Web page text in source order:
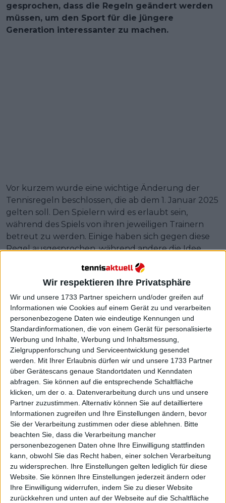
Wir respektieren Ihre Privatsphäre
Wir und unsere 1733 Partner speichern und/oder greifen auf
Informationen wie Cookies auf einem Gerät zu und verarbeiten
personenbezogene Daten wie eindeutige Kennungen und
Standardinformationen, die von einem Gerät für personalisierte
Werbung und Inhalte, Werbung und Inhaltsmessung,
Zielgruppenforschung und Serviceentwicklung gesendet
werden. Mit Ihrer Erlaubnis dürfen wir und unsere 1733 Partner
über Gerätescans genaue Standortdaten und Kenndaten
abfragen. Sie können auf die entsprechende Schaltfläche
klicken, um der o. a. Datenverarbeitung durch uns und unsere
Partner zuzustimmen. Alternativ können Sie auf detailliertere
Informationen zugreifen und Ihre Einstellungen ändern, bevor
Sie der Verarbeitung zustimmen oder diese ablehnen. Bitte
beachten Sie, dass die Verarbeitung mancher
personenbezogenen Daten ohne Ihre Einwilligung stattfinden
kann, obwohl Sie das Recht haben, einer solchen Verarbeitung
zu widersprechen. Ihre Einstellungen gelten lediglich für diese
Website. Sie können Ihre Einstellungen jederzeit ändern oder
Ihre Einwilligung widerrufen, indem Sie zu dieser Website
zurückkehren und unten auf der Webseite auf die Schaltfläche
gesprochen, dass die Regeln geändert werden
müssen, um den Sport für die jüngere
Generation interessanter zu machen.
Vor kurzem wurde eine wichtige Änderung der
Tennisregeln beschlossen, die ab dem 1. Januar 2025
gelten soll. Den Spielern wird es erlaubt sein,
während des Spiels von ihren jeweiligen Trainern
betreut zu werden. Einige haben sich gegen diese
Regel ausgesprochen, während andere die Idee
Der berühmte Tennistrainer Mouratoglou ist die
jüngste prominente Persönlichkeit, die sich für eine
Änderung der Tennisregeln ausspricht, um das Spiel
für die Fans interessanter zu machen. Der 54-Jährige
ist der Meinung, dass die Regel dahingehend
geändert werden sollte, dass die Spieler nur einen
Aufschlag haben dürfen, was die Anzahl der Asse
und Aufschlagswinner im Tennis reduzieren würde.
Mouratoglou ist auch der Meinung, dass die Pausen
zwischen den Punkten, Aufschlägen und Spielen
verkürzt werden müssen, damit die Fans nicht 25
oder 30 Sekunden auf eine Aktion warten müssen.